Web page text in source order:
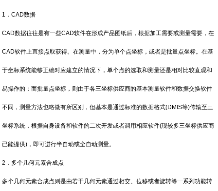
1．CAD数据
CAD数据往往是有一些CAD软件在形成产品图纸后，根据加工需要或测量需要，在
CAD软件上直接点取获得。在测量中，分为单个点坐标，或者是批量点坐标。在基
于坐标系统能够正确对应建立的情况下，单个点的选取和测量还是相对比较直观和
易操作的；而批量点坐标，则由于各三坐标供应商的基本测量软件和数据交换软件
不同，测量方法也略微有所区别，但基本是通过标准的数据格式(DMIS等)传输至三
坐标系统，根据自身设备和软件的二次开发或者调用相应软件(现较多三坐标供应商
已能提供)，即可进行半自动或全自动测量。
2．多个几何元素合成点
多个几何元素合成点则是由若干几何元素通过相交、位移或者旋转等一系列功能转